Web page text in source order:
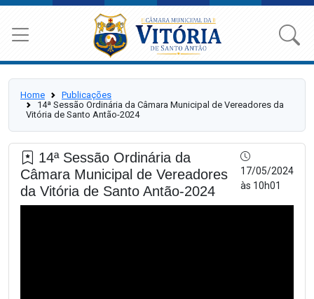
Home
Publicações
14ª Sessão Ordinária da Câmara Municipal de Vereadores da
Vitória de Santo Antão-2024
14ª Sessão Ordinária da
Câmara Municipal de Vereadores
da Vitória de Santo Antão-2024
17/05/2024
às 10h01